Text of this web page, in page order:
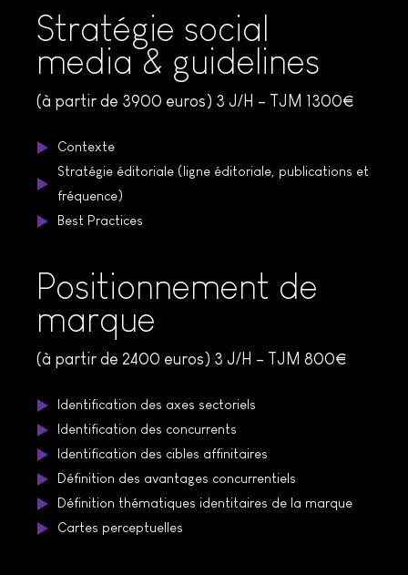
Positionnement de
marque
(à partir de 2400 euros) 3 J/H – TJM 800€
Identification des axes sectoriels
Identification des concurrents
Identification des cibles affinitaires
Définition des avantages concurrentiels
Définition thématiques identitaires de la marque
Cartes perceptuelles
Stratégie social
media & guidelines
(à partir de 3900 euros) 3 J/H – TJM 1300€
Contexte
Stratégie éditoriale (ligne éditoriale, publications et
fréquence)
Best Practices